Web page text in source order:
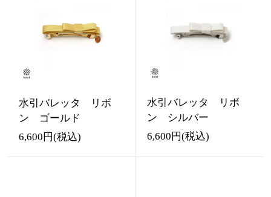
水引バレッタ リボ
ン ゴールド
6,600円(税込)
水引バレッタ リボ
ン シルバー
6,600円(税込)